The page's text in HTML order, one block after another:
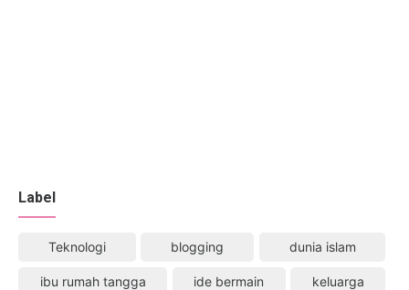
Label
Teknologi blogging dunia islam
ibu rumah tangga ide bermain keluarga